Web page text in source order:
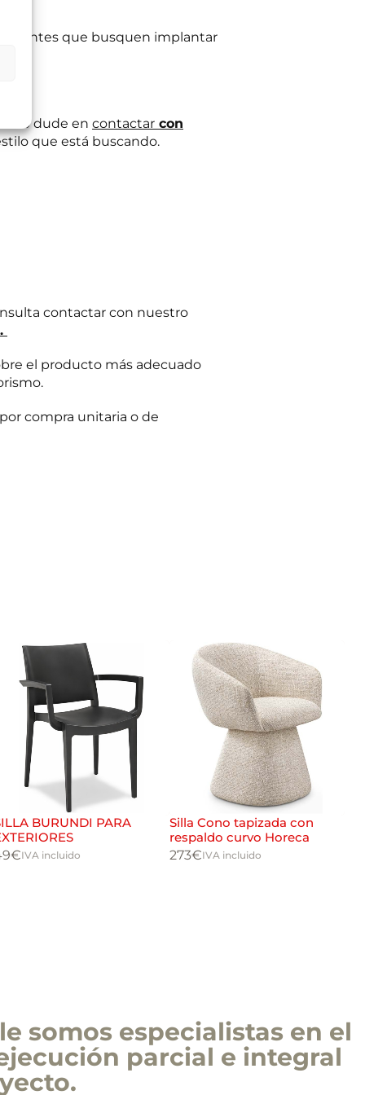
que busquen implantar
no dude en contactar con
que está buscando.
contactar con nuestro
el producto más adecuado
compra unitaria o de
BURUNDI PARA
€IVA incluido
Silla Cono tapizada con
respaldo curvo Horeca
273€IVA incluido
somos especialistas en el
parcial e integral
planteadas y,